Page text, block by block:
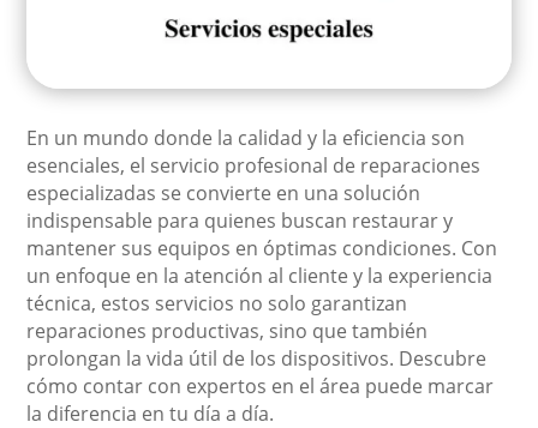
En un mundo donde la calidad y la eficiencia son
esenciales, el servicio profesional de reparaciones
especializadas se convierte en una solución
indispensable para quienes buscan restaurar y
mantener sus equipos en óptimas condiciones. Con
un enfoque en la atención al cliente y la experiencia
técnica, estos servicios no solo garantizan
reparaciones productivas, sino que también
prolongan la vida útil de los dispositivos. Descubre
cómo contar con expertos en el área puede marcar
la diferencia en tu día a día.